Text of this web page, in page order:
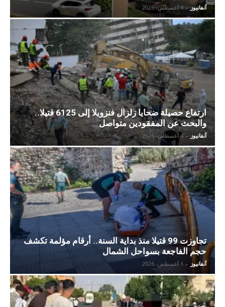
آنفانيوز - 4 أغسطس، 2026
ارتفاع حصيلة ضحايا زلزال فنزويلا إلى 6125 قتيلا..
والبحث عن المفقودين متواصل
آنفانيوز - 4 أغسطس، 2026
تجاوزت 99 قتيلا منذ بداية السنة.. أرقام مؤلمة تكشف
حجم الفاجعة بسواحل الشمال
آنفانيوز - 1 أغسطس، 2026